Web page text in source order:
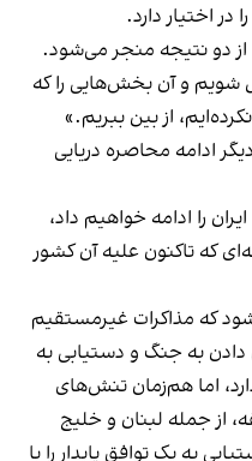
اختیار دارد.
از دو نتیجه منجر می‌شود.
و آن بخش‌هایی را که
از بین ببریم.»
ادامه محاصره دریایی
را ادامه خواهیم داد،
که تاکنون علیه آن کشور
که مذاکرات غیرمستقیم
دادن به جنگ و دستیابی به
اما هم‌زمان تنش‌های
از جمله لبنان و خلیج
به یک توافق پایدار را با